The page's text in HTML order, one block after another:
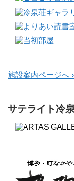
施設案内ページへ
サテライト冷